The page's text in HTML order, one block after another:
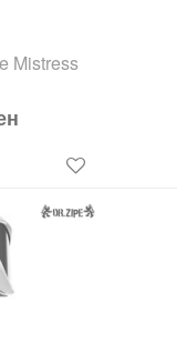
Mistress